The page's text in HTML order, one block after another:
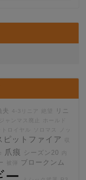
夫 4-3リニア
リニ
ジャンマス廃止
トロイヤル ソロマス
ピットファイア 収
爪痕 シーズン20
ブロークンム
ー